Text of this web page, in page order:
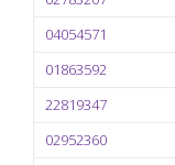
04054571
01863592
22819347
02952360